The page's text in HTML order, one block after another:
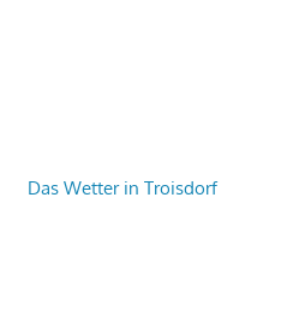
Das Wetter in Troisdorf